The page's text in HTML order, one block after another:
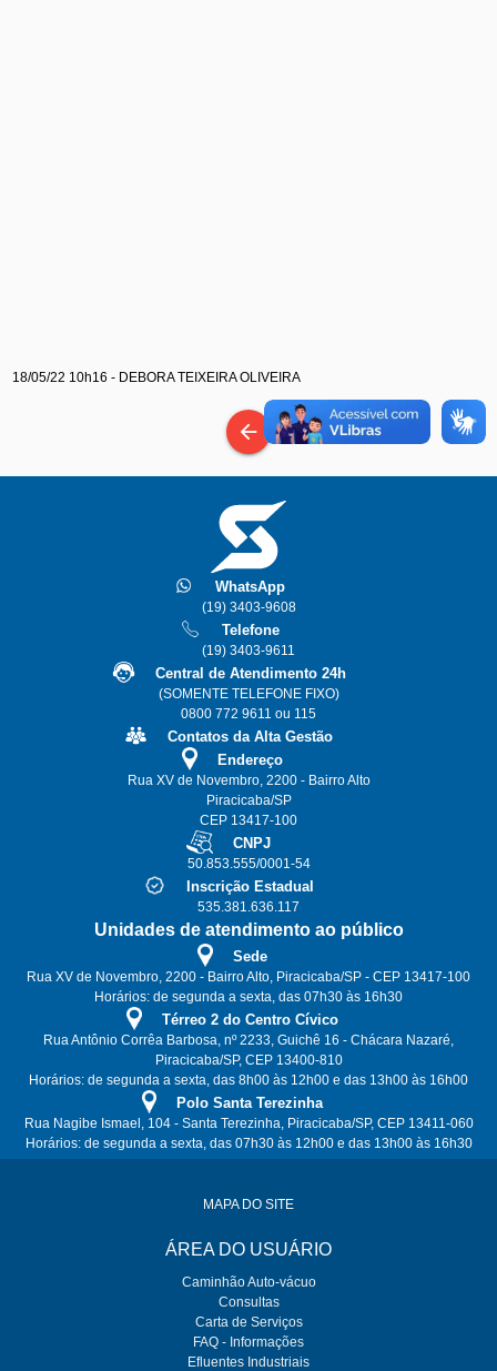
18/05/22 10h16 - DEBORA TEIXEIRA OLIVEIRA
arrow_back
WhatsApp
(19) 3403-9608
Telefone
(19) 3403-9611
Central de Atendimento 24h
(SOMENTE TELEFONE FIXO)
0800 772 9611 ou 115
Contatos da Alta Gestão
Endereço
Rua XV de Novembro, 2200 - Bairro Alto
Piracicaba/SP
CEP 13417-100
CNPJ
50.853.555/0001-54
Inscrição Estadual
535.381.636.117
Unidades de atendimento ao público
Sede
Rua XV de Novembro, 2200 - Bairro Alto, Piracicaba/SP - CEP 13417-100
Horários: de segunda a sexta, das 07h30 às 16h30
Térreo 2 do Centro Cívico
Rua Antônio Corrêa Barbosa, nº 2233, Guichê 16 - Chácara Nazaré,
Piracicaba/SP, CEP 13400-810
Horários: de segunda a sexta, das 8h00 às 12h00 e das 13h00 às 16h00
Polo Santa Terezinha
Rua Nagibe Ismael, 104 - Santa Terezinha, Piracicaba/SP, CEP 13411-060
Horários: de segunda a sexta, das 07h30 às 12h00 e das 13h00 às 16h30
MAPA DO SITE
ÁREA DO USUÁRIO
Caminhão Auto-vácuo
Consultas
Carta de Serviços
FAQ - Informações
Efluentes Industriais